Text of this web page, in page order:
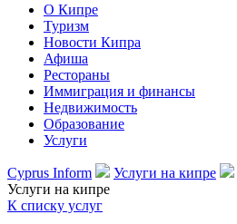
О Кипре
Туризм
Новости Кипра
Афиша
Рестораны
Иммиграция и финансы
Недвижимость
Образование
Услуги
Cyprus Inform Услуги на кипре
Услуги на кипре
К списку услуг